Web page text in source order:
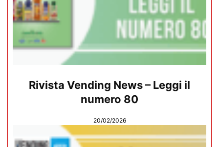
Rivista Vending News – Leggi il
numero 80
20/02/2026